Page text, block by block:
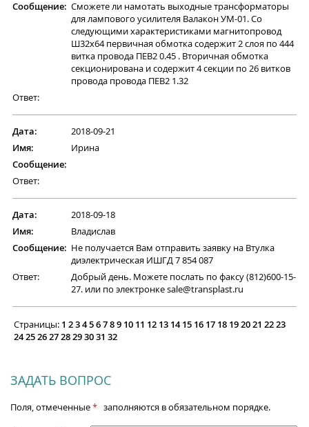
Сообщение: Сможете ли намотать выходные трансформаторы
для лампового усилителя Валакон УМ-01. Со
следующими характеристиками магнитопровод
Ш32х64 первичная обмотка содержит 2 слоя по 444
витка провода ПЕВ2 0.45 . Вторичная обмотка
секционирована и содержит 4 секции по 26 витков
провода провода ПЕВ2 1.32
Ответ:
Дата:
2018-09-21
Имя:
Ирина
Сообщение:
Ответ:
Дата:
2018-09-18
Имя:
Владислав
Сообщение: Не получается Вам отправить заявку на Втулка
диэлектрическая ИШГД 7 854 087
Ответ:
Добрый день. Можете послать по факсу (812)600-15-
27. или по электронке sale@transplast.ru
Страницы: 1 23456789 10 11 12 13 14 15 16 17 18 192021 2223
2425262728293031 32
ЗАДАТЬ ВОПРОС
Поля, отмеченные* заполняются в обязательном порядке.